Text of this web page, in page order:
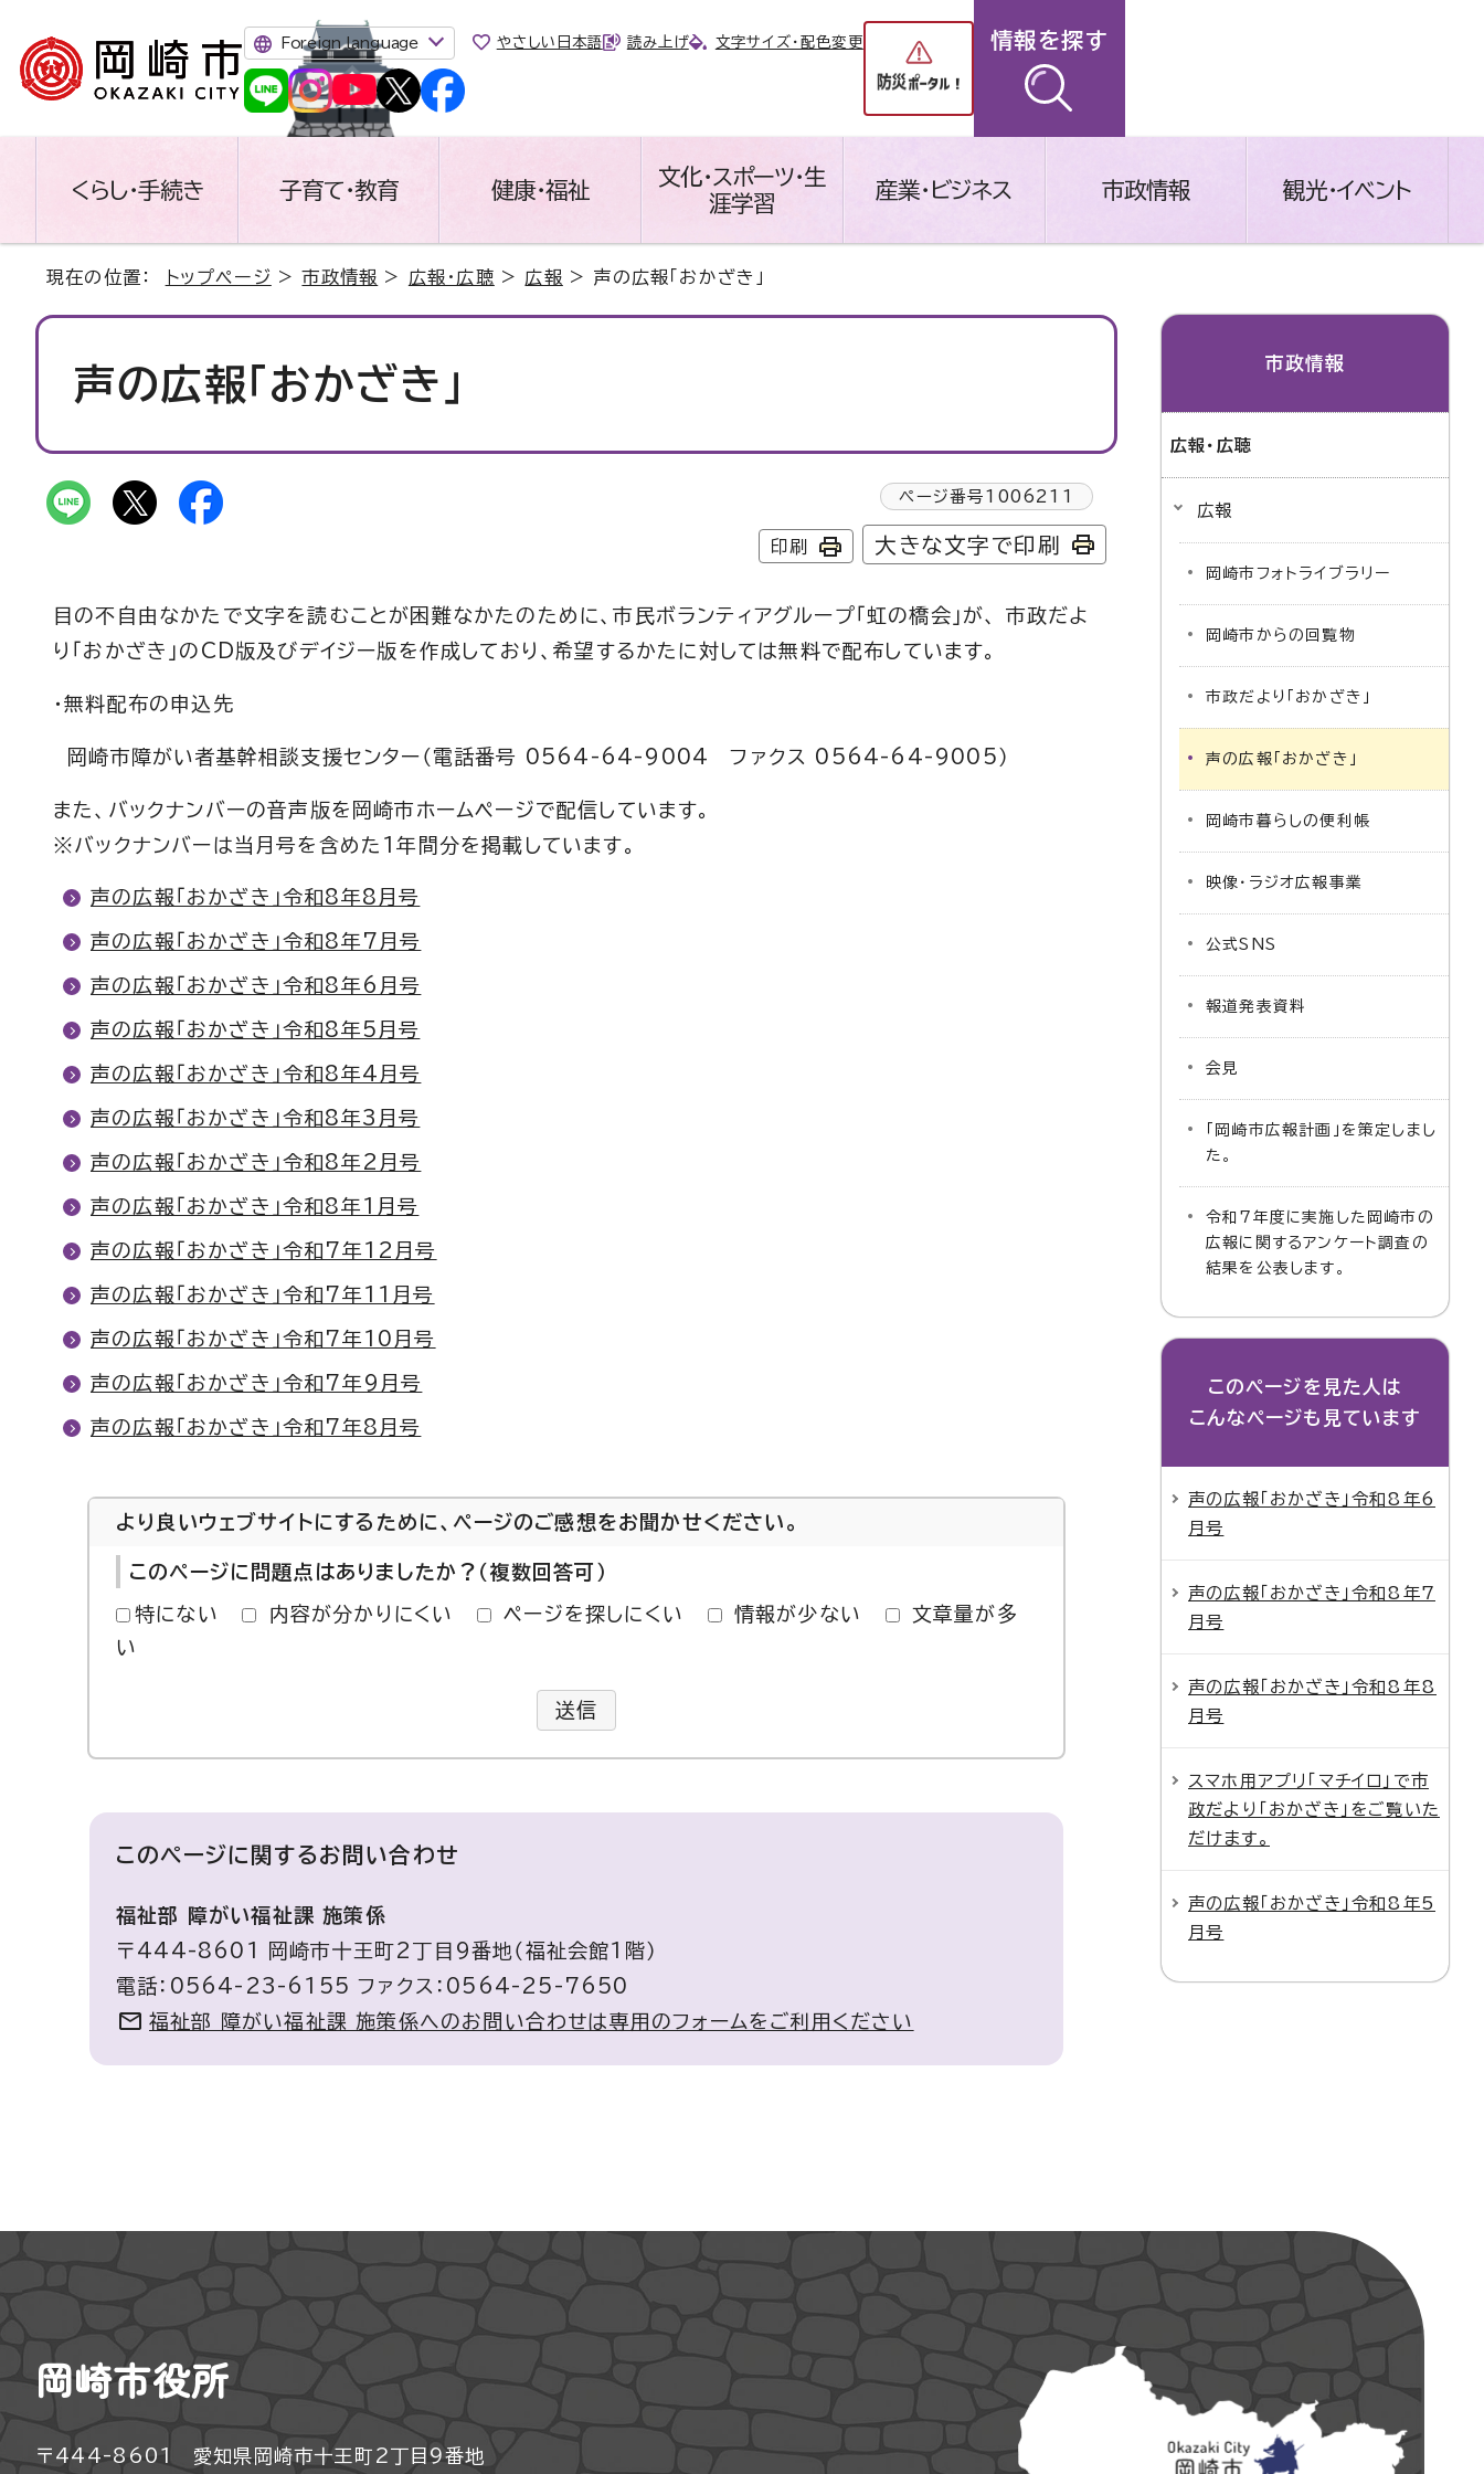
Foreign language やさしい日本語 読み上げ 文字サイズ・配色変更 情報を探す
くらし・手続き 子育て・教育 健康・福祉
文化・スポーツ・生
涯学習
産業・ビジネス 市政情報 観光・イベント
現在の位置： トップページ >市政情報 > 広報・広聴 > 広報 > 声の広報「おかざき」
声の広報「おかざき」
ページ番号 1006211
印刷 大きな文字で印刷
目の不自由なかたで文字を読むことが困難なかたのために、市民ボランティアグループ「虹の橋会」が、 市政だよ
り「おかざき」のCD版及びデイジー版を作成しており、希望するかたに対しては無料で配布しています。
・無料配布の申込先
岡崎市障がい者基幹相談支援センター（電話番号 0564-64-9004 ファクス 0564-64-9005）
また、バックナンバーの音声版を岡崎市ホームページで配信しています。
※バックナンバーは当月号を含めた1年間分を掲載しています。
声の広報「おかざき」令和8年8月号
声の広報「おかざき」令和8年7月号
声の広報「おかざき」令和8年6月号
声の広報「おかざき」令和8年5月号
声の広報「おかざき」令和8年4月号
声の広報「おかざき」令和8年3月号
声の広報「おかざき」令和8年2月号
声の広報「おかざき」令和8年1月号
声の広報「おかざき」令和7年12月号
声の広報「おかざき」令和7年11月号
声の広報「おかざき」令和7年10月号
声の広報「おかざき」令和7年9月号
声の広報「おかざき」令和7年8月号
より良いウェブサイトにするために、ページのご感想をお聞かせください。
このページに問題点はありましたか？（複数回答可）
特にない 内容が分かりにくい ページを探しにくい 情報が少ない
文章量が多
い
送信
このページに関するお問い合わせ
福祉部 障がい福祉課 施策係
〒444-8601 岡崎市十王町2丁目9番地（福祉会館1階）
電話：0564-23-6155 ファクス：0564-25-7650
福祉部 障がい福祉課 施策係へのお問い合わせは専用のフォームをご利用ください
市政情報
広報・広聴
広報
岡崎市フォトライブラリー
岡崎市からの回覧物
市政だより「おかざき」
声の広報「おかざき」
岡崎市暮らしの便利帳
映像・ラジオ広報事業
公式SNS
報道発表資料
会見
「岡崎市広報計画」を策定しまし
た。
令和7年度に実施した岡崎市の
広報に関するアンケート調査の
結果を公表します。
このページを見た人は
こんなページも見ています
声の広報「おかざき」令和8年6
月号
声の広報「おかざき」令和8年7
月号
声の広報「おかざき」令和8年8
月号
スマホ用アプリ「マチイロ」で市
政だより「おかざき」をご覧いた
だけます。
声の広報「おかざき」令和8年5
月号
岡崎市役所
〒444-8601 愛知県岡崎市十王町2丁目9番地